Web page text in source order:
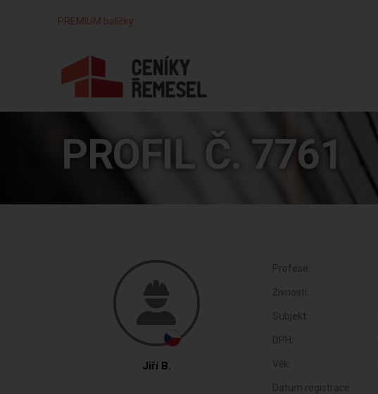
PREMIUM balíčky
PROFIL Č. 7761
Jiří B.
Profese:
Živnosti:
Subjekt:
DPH:
Věk:
Datum registrace: